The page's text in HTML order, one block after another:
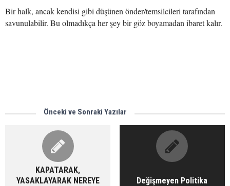
Bir halk, ancak kendisi gibi düşünen önder/temsilcileri tarafından
savunulabilir. Bu olmadıkça her şey bir göz boyamadan ibaret kalır.
Önceki ve Sonraki Yazılar
KAPATARAK,
YASAKLAYARAK NEREYE
Değişmeyen Politika